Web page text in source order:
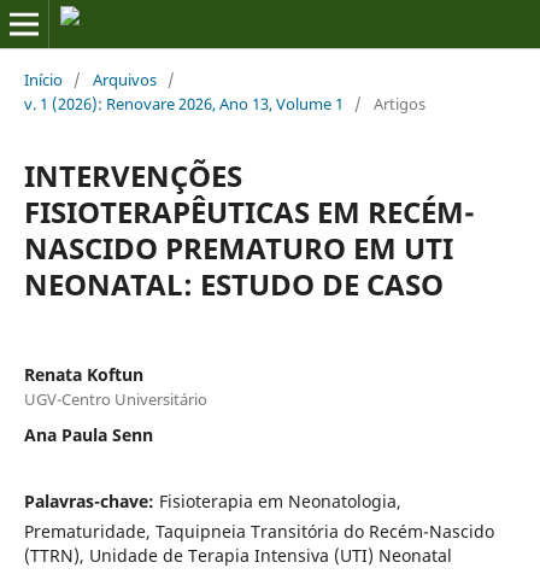
Início / Arquivos /
v. 1 (2026): Renovare 2026, Ano 13, Volume 1
/ Artigos
INTERVENÇÕES
FISIOTERAPÊUTICAS EM RECÉM-
NASCIDO PREMATURO EM UTI
NEONATAL: ESTUDO DE CASO
Renata Koftun
UGV-Centro Universitário
Ana Paula Senn
Palavras-chave: Fisioterapia em Neonatologia,
Prematuridade, Taquipneia Transitória do Recém-Nascido
(TTRN), Unidade de Terapia Intensiva (UTI) Neonatal